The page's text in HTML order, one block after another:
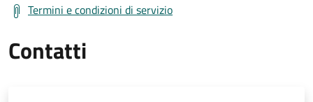
Termini e condizioni di servizio
Contatti